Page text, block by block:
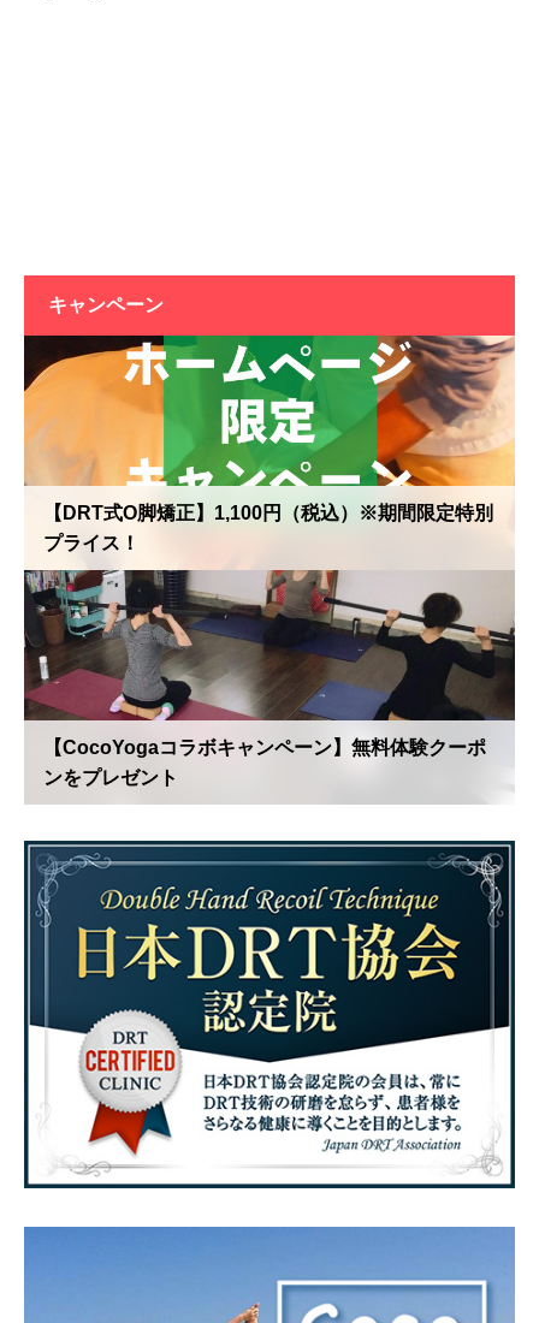
キャンペーン
【DRT式O脚矯正】1,100円（税込）※期間限定特別
プライス！
【CocoYogaコラボキャンペーン】無料体験クーポ
ンをプレゼント